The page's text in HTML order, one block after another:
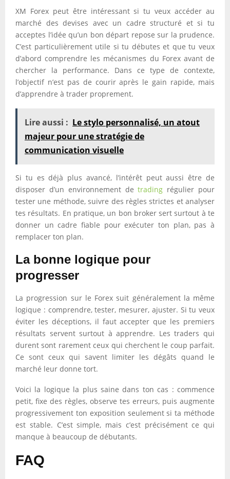
XM Forex peut être intéressant si tu veux accéder au
marché des devises avec un cadre structuré et si tu
acceptes l’idée qu’un bon départ repose sur la prudence.
C’est particulièrement utile si tu débutes et que tu veux
d’abord comprendre les mécanismes du Forex avant de
chercher la performance. Dans ce type de contexte,
l’objectif n’est pas de courir après le gain rapide, mais
d’apprendre à trader proprement.
Lire aussi : Le stylo personnalisé, un atout
majeur pour une stratégie de
communication visuelle
Si tu es déjà plus avancé, l’intérêt peut aussi être de
disposer d’un environnement detrading régulier pour
tester une méthode, suivre des règles strictes et analyser
tes résultats. En pratique, un bon broker sert surtout à te
donner un cadre fiable pour exécuter ton plan, pas à
remplacer ton plan.
La bonne logique pour
progresser
La progression sur le Forex suit généralement la même
logique : comprendre, tester, mesurer, ajuster. Si tu veux
éviter les déceptions, il faut accepter que les premiers
résultats servent surtout à apprendre. Les traders qui
durent sont rarement ceux qui cherchent le coup parfait.
Ce sont ceux qui savent limiter les dégâts quand le
marché leur donne tort.
Voici la logique la plus saine dans ton cas : commence
petit, fixe des règles, observe tes erreurs, puis augmente
progressivement ton exposition seulement si ta méthode
est stable. C’est simple, mais c’est précisément ce qui
manque à beaucoup de débutants.
FAQ